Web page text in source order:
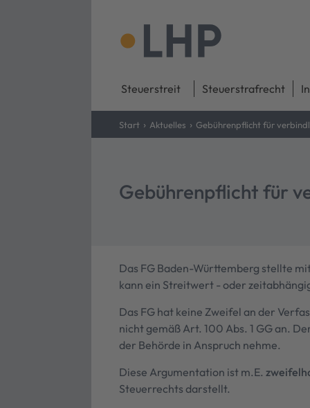
Steuerstreit Steuerstrafrecht
Start › Aktuelles › Gebührenpflicht für
Gebührenpflicht für
Das FG Baden-Württemberg stellte
kann ein Streitwert - oder
Das FG hat keine Zweifel an der
nicht gemäß Art. 100 Abs. 1 GG an.
der Behörde in Anspruch nehme.
Diese Argumentation ist m.E.
Steuerrechts darstellt.